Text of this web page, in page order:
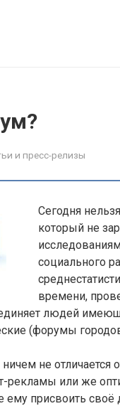
и пресс-релизы
Сегодня
который не
социального
времени,
людей
(форумы
не отличается
рекламы или же
ему присвоить